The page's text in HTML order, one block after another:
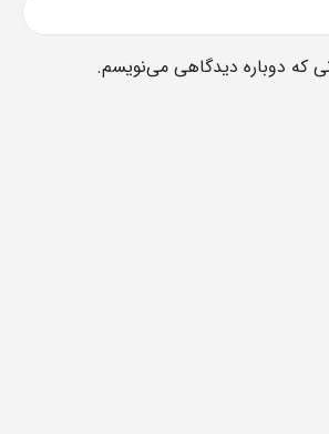
که دوباره دیدگاهی می‌نویسم.